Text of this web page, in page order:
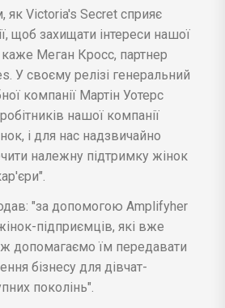
як Victoria's Secret сприяє
щоб захищати інтереси нашої
каже Меган Кросс, партнер
У своєму релізі генеральний
компанії Мартін Уотерс
нашої компанії
і для нас надзвичайно
належну підтримку жінок
"за допомогою Amplifyher
підприємців, які вже
допомагаємо їм передавати
бізнесу для дівчат-
поколінь".